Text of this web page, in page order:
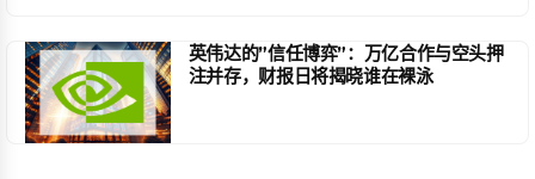
英伟达的”信任博弈”：万亿合作与空头押
注并存，财报日将揭晓谁在裸泳